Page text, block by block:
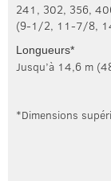
241, 302, 356,
(9-1/2, 11-7/8,
Longueurs*
Jusqu’à 14,6 m
*Dimensions